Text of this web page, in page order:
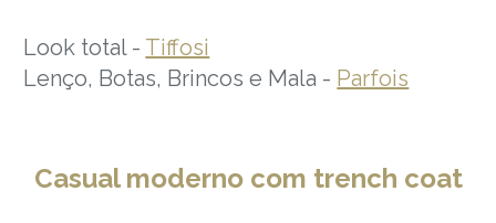
Look total - Tiffosi
Lenço, Botas, Brincos e Mala - Parfois
Casual moderno com trench coat